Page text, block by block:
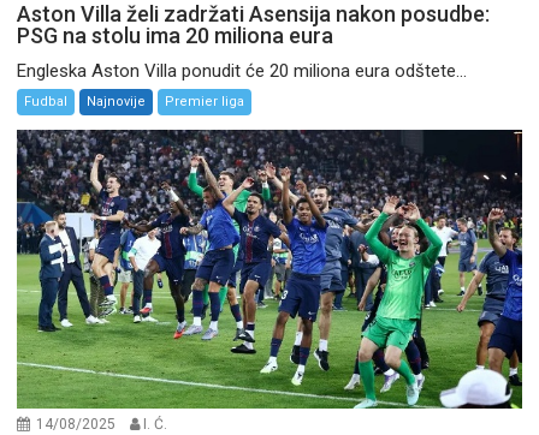
Aston Villa želi zadržati Asensija nakon posudbe:
PSG na stolu ima 20 miliona eura
Engleska Aston Villa ponudit će 20 miliona eura odštete...
Fudbal Najnovije Premier liga
14/08/2025 I. Ć.